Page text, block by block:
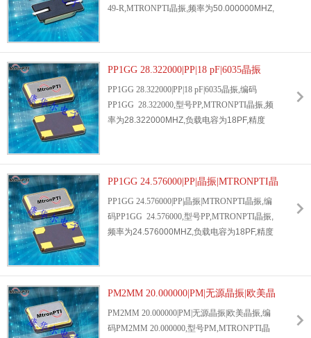
49-R,MTRONPTI晶振,频率为50.000000MHZ,
器,SMD晶振,无源晶振,石英晶振,应用于机顶
盒,DVD,SD硬盘,路由器,移动电源,摄像机,录音
笔.
PP1GG 28.322000|PP|18 pF|6035晶振
PP1GG 28.322000|PP|18 pF|6035晶振,编码
PP1GG 28.322000,型号PP,MTRONPTI晶振,频
率为28.322000MHZ,负载电容为18PF,精度
振,四脚贴片,6035晶振,应用于PSO机,游戏机,
智能保温杯,玩具汽车,ETC机,计算机等.
PP1GG 24.576000|PP|晶振|MTRONPTI晶
振
PP1GG 24.576000|PP|晶振|MTRONPTI晶振,编
码PP1GG 24.576000,型号PP,MTRONPTI晶振,
频率为24.576000MHZ,负载电容为18PF,精度
振,四脚贴片,6035晶振,应用于汽车上的导航，
车载雷达，车载安全系统，车载音响。
PM2MM 20.000000|PM|无源晶振|欧美晶
振
PM2MM 20.000000|PM|无源晶振|欧美晶振,编
码PM2MM 20.000000,型号PM,MTRONPTI晶